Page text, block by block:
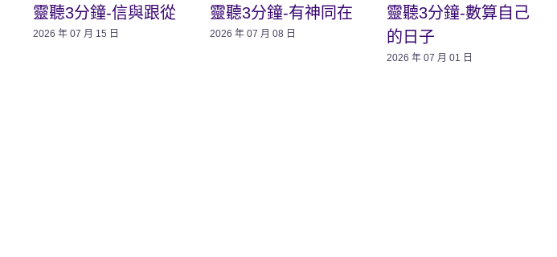
靈聽3分鐘-信與跟從
2026 年 07 月 15 日
靈聽3分鐘-有神同在
2026 年 07 月 08 日
靈聽3分鐘-數算自己
的日子
2026 年 07 月 01 日